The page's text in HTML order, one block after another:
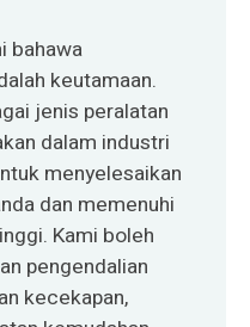
bahawa
keutamaan.
jenis peralatan
dalam industri
menyelesaikan
dan memenuhi
Kami boleh
pengendalian
kecekapan,